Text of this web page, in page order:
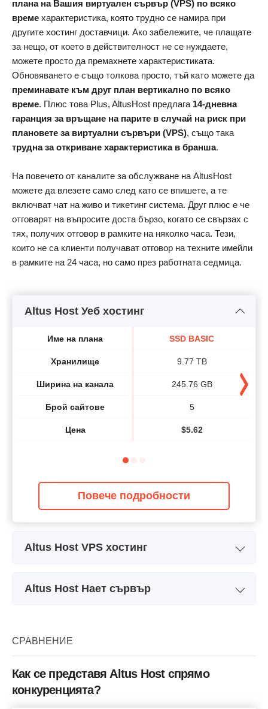
плана на Вашия виртуален сървър (VPS) по всяко
време характеристика, която трудно се намира при
другите хостинг доставчици. Ако забележите, че плащате
за нещо, от което в действителност не се нуждаете,
можете просто да премахнете характеристиката.
Обновяването е също толкова просто, тъй като можете да
преминавате към друг план вертикално по всяко
време. Плюс това Plus, AltusHost предлага 14-дневна
гаранция за връщане на парите в случай на риск при
плановете за виртуални сървъри (VPS), също така
трудна за откриване характеристика в бранша.
На повечето от каналите за обслужване на AltusHost
можете да влезете само след като се впишете, а те
включват чат на живо и тикетинг система. Друг плюс е че
отговарят на въпросите доста бързо, когато се свързах с
тях, получих отговор в рамките на няколко часа. Тези,
които не са клиенти получават отговор на техните имейли
в рамките на 24 часа, но само през работната седмица.
Altus Host Уеб хостинг
Име на плана
Хранилище
Ширина на канала
Брой сайтове
Цена
SSD BASIC
9.77 TB
245.76 GB
5
$5.62
Повече подробности
Altus Host VPS хостинг
RAM
Altus Host Нает сървър
Хранилище
Цена $170
СРАВНЕНИЕ
Как се представя Altus Host спрямо
конкуренцията?